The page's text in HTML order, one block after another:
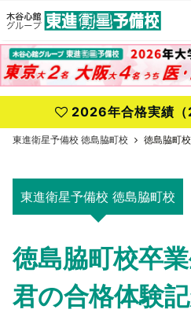
2026年合格実績
東進衛星予備校 徳島脇町校
東進衛星予備校 徳島脇町校
徳島脇町校卒
君の合格体験